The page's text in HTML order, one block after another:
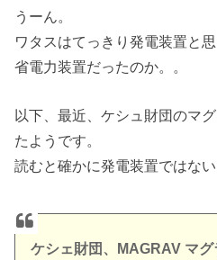
うーん。
ワタスはてっきり発電装置と
省電力装置だったのか。。
以下、最近、ケシュ財団のマ
たようです。
読むと確かに発電装置ではない
ケシェ財団、MAGRAV マグ